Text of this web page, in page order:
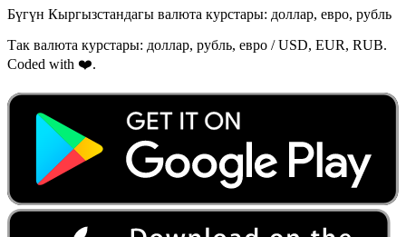
Бүгүн Кыргызстандагы валюта курстары: доллар, евро, рубль
Так валюта курстары: доллар, рубль, евро / USD, EUR, RUB.
Coded with ❤️.